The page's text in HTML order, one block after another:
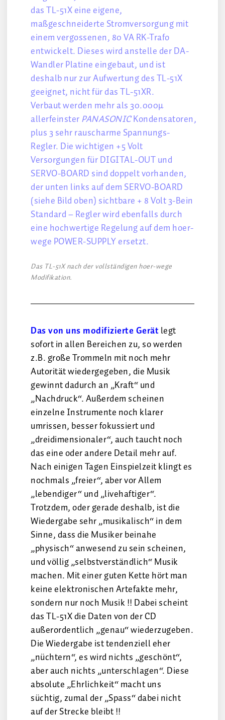
das TL-51X eine eigene,
maßgeschneiderte Stromversorgung mit
einem vergossenen, 80 VA RK-Trafo
entwickelt. Dieses wird anstelle der DA-
Wandler Platine eingebaut, und ist
deshalb nur zur Aufwertung des TL-51X
geeignet, nicht für das TL-51XR.
Verbaut werden mehr als 30.000µ
allerfeinsterPANASONICKondensatoren,
plus 3 sehr rauscharme Spannungs-
Regler. Die wichtigen +5 Volt
Versorgungen für DIGITAL-OUT und
SERVO-BOARD sind doppelt vorhanden,
der unten links auf dem SERVO-BOARD
(siehe Bild oben) sichtbare + 8 Volt 3-Bein
Standard – Regler wird ebenfalls durch
eine hochwertige Regelung auf dem hoer-
wege POWER-SUPPLY ersetzt.
Das TL-51X nach der vollständigen hoer-wege
Modifikation.
Das von uns modifizierte Gerätlegt
sofort in allen Bereichen zu, so werden
z.B. große Trommeln mit noch mehr
Autorität wiedergegeben, die Musik
gewinnt dadurch an „Kraft“ und
„Nachdruck“. Außerdem scheinen
einzelne Instrumente noch klarer
umrissen, besser fokussiert und
„dreidimensionaler“, auch taucht noch
das eine oder andere Detail mehr auf.
Nach einigen Tagen Einspielzeit klingt es
nochmals „freier“, aber vor Allem
„lebendiger“ und „livehaftiger“.
Trotzdem, oder gerade deshalb, ist die
Wiedergabe sehr „musikalisch“ in dem
Sinne, dass die Musiker beinahe
„physisch“ anwesend zu sein scheinen,
und völlig „selbstverständlich“ Musik
machen. Mit einer guten Kette hört man
keine elektronischen Artefakte mehr,
sondern nur noch Musik !! Dabei scheint
das TL-51X die Daten von der CD
außerordentlich „genau“ wiederzugeben.
Die Wiedergabe ist tendenziell eher
„nüchtern“, es wird nichts „geschönt“,
aber auch nichts „unterschlagen“. Diese
absolute „Ehrlichkeit“ macht uns
süchtig, zumal der „Spass“ dabei nicht
auf der Strecke bleibt !!